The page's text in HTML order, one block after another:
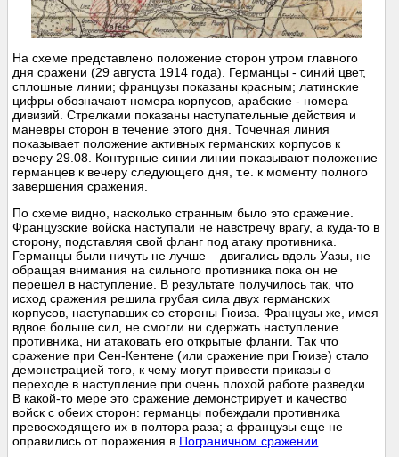
На схеме представлено положение сторон утром главного
дня сражени (29 августа 1914 года). Германцы - синий цвет,
сплошные линии; французы показаны красным; латинские
цифры обозначают номера корпусов, арабские - номера
дивизий. Стрелками показаны наступательные действия и
маневры сторон в течение этого дня. Точечная линия
показывает положение активных германских корпусов к
вечеру 29.08. Контурные синии линии показывают положение
германцев к вечеру следующего дня, т.е. к моменту полного
завершения сражения.
По схеме видно, насколько странным было это сражение.
Французские войска наступали не навстречу врагу, а куда-то в
сторону, подставляя свой фланг под атаку противника.
Германцы были ничуть не лучше – двигались вдоль Уазы, не
обращая внимания на сильного противника пока он не
перешел в наступление. В результате получилось так, что
исход сражения решила грубая сила двух германских
корпусов, наступавших со стороны Гюиза. Французы же, имея
вдвое больше сил, не смогли ни сдержать наступление
противника, ни атаковать его открытые фланги. Так что
сражение при Сен-Кентене (или сражение при Гюизе) стало
демонстрацией того, к чему могут привести приказы о
переходе в наступление при очень плохой работе разведки.
В какой-то мере это сражение демонстрирует и качество
войск с обеих сторон: германцы побеждали противника
превосходящего их в полтора раза; а французы еще не
оправились от поражения в Пограничном сражении.